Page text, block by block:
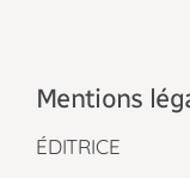
Mentions
ÉDITRICE